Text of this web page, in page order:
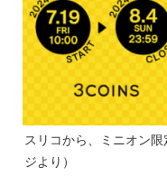
スリコから、ミニオン
ジより）